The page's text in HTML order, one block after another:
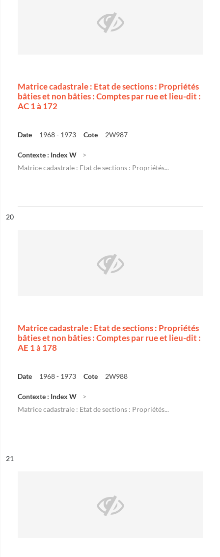
Matrice cadastrale : Etat de sections : Propriétés
bâties et non bâties : Comptes par rue et lieu-dit :
AC 1 à 172
Date 1968 - 1973 Cote 2W987
Contexte : Index W
Matrice cadastrale : Etat de sections : Propriétés...
n°
20
Matrice cadastrale : Etat de sections : Propriétés
bâties et non bâties : Comptes par rue et lieu-dit :
AE 1 à 178
Date 1968 - 1973 Cote 2W988
Contexte : Index W
Matrice cadastrale : Etat de sections : Propriétés...
n°
21